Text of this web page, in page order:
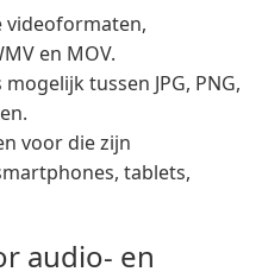
en MOV.
tussen JPG, PNG,
voor die zijn
tablets,
audio- en